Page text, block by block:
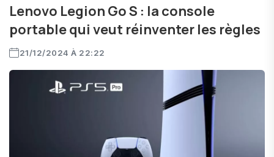
Lenovo Legion Go S : la console
portable qui veut réinventer les règles
21/12/2024 À 22:22